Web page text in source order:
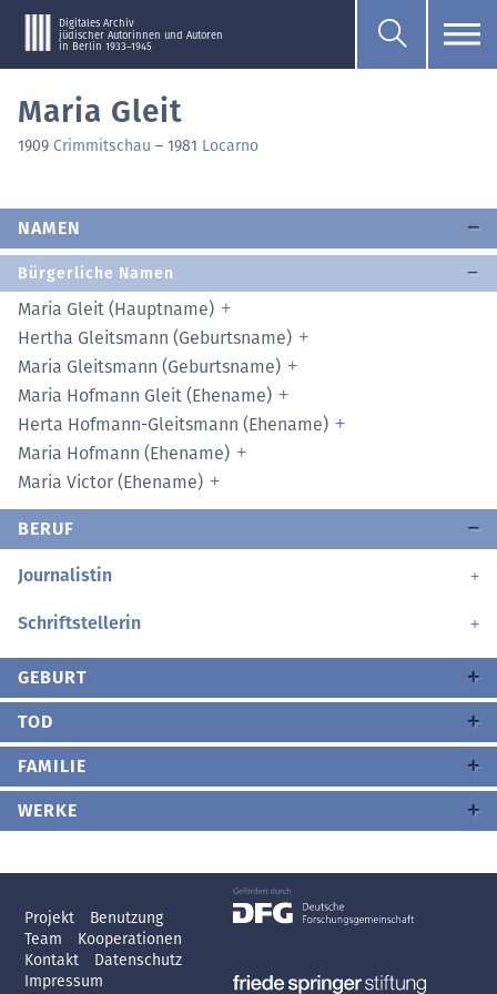
Digitales Archiv
jüdischer Autorinnen und Autoren
in Berlin 1933–1945
Maria Gleit
1909 Crimmitschau – 1981 Locarno
NAMEN
Bürgerliche Namen
Maria Gleit (Hauptname)
Hertha Gleitsmann (Geburtsname)
Maria Gleitsmann (Geburtsname)
Maria Hofmann Gleit (Ehename)
Herta Hofmann-Gleitsmann (Ehename)
Maria Hofmann (Ehename)
Maria Victor (Ehename)
BERUF
Journalistin
Schriftstellerin
GEBURT
TOD
FAMILIE
WERKE
Projekt
Benutzung
Team
Kooperationen
Kontakt
Datenschutz
Impressum